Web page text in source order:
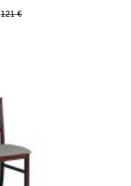
121 €